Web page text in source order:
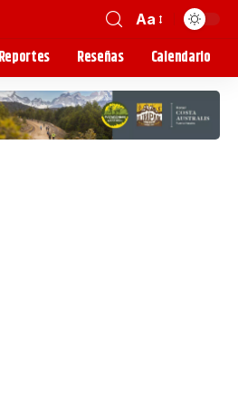
Aa
Reportes Reseñas Calendario